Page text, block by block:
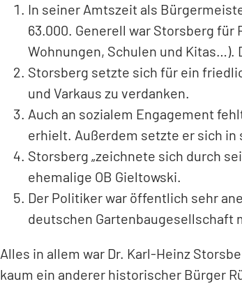
In seiner Amtszeit als
63.000. Generell war Storsberg
Wohnungen, Schulen und
Storsberg setzte sich für ein
und Varkaus zu verdanken.
Auch an sozialem Engagement
erhielt. Außerdem setzte er sich
Storsberg „zeichnete sich durch
ehemalige OB Gieltowski.
Der Politiker war öffentlich sehr
deutschen Gartenbaugesellschaft
Alles in allem war Dr. Karl-Heinz
kaum ein anderer historischer Bürger